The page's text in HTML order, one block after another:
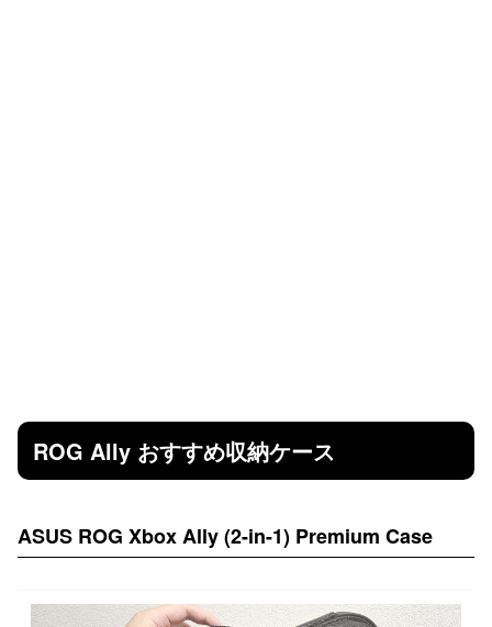
ROG Ally おすすめ収納ケース
ASUS ROG Xbox Ally (2-in-1) Premium Case